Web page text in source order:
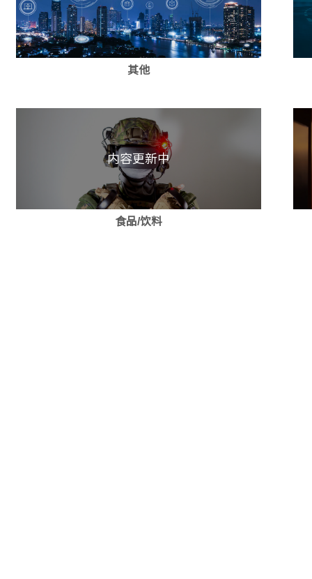
其他
内容更新中
食品/饮料